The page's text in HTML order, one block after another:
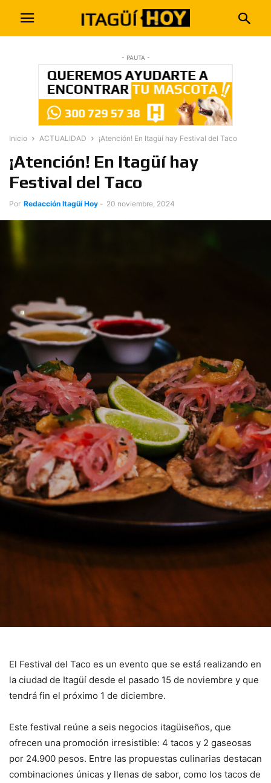
- PAUTA -
Inicio ACTUALIDAD ¡Atención! En Itagüí hay Festival del Taco
¡Atención! En Itagüí hay
Festival del Taco
Por Redacción Itagüí Hoy - 20 noviembre, 2024
El Festival del Taco es un evento que se está realizando en
la ciudad de Itagüí desde el pasado 15 de noviembre y que
tendrá fin el próximo 1 de diciembre.
Este festival reúne a seis negocios itagüiseños, que
ofrecen una promoción irresistible: 4 tacos y 2 gaseosas
por 24.900 pesos. Entre las propuestas culinarias destacan
combinaciones únicas y llenas de sabor, como los tacos de